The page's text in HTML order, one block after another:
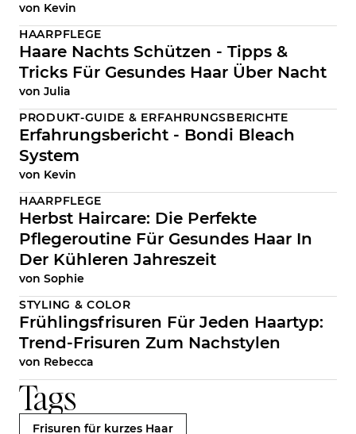
von Kevin
HAARPFLEGE
Haare Nachts Schützen - Tipps &
Tricks Für Gesundes Haar Über Nacht
von Julia
PRODUKT-GUIDE & ERFAHRUNGSBERICHTE
Erfahrungsbericht - Bondi Bleach
System
von Kevin
HAARPFLEGE
Herbst Haircare: Die Perfekte
Pflegeroutine Für Gesundes Haar In
Der Kühleren Jahreszeit
von Sophie
STYLING & COLOR
Frühlingsfrisuren Für Jeden Haartyp:
Trend-Frisuren Zum Nachstylen
von Rebecca
Tags
Frisuren für kurzes Haar